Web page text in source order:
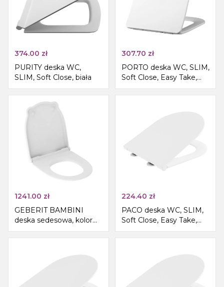
374.00 zł
PURITY deska WC,
SLIM, Soft Close, biała
307.70 zł
PORTO deska WC, SLIM,
Soft Close, Easy Take,
biały
1241.00 zł
GEBERIT BAMBINI
deska sedesowa, kolor
biały
224.40 zł
PACO deska WC, SLIM,
Soft Close, Easy Take,
biały